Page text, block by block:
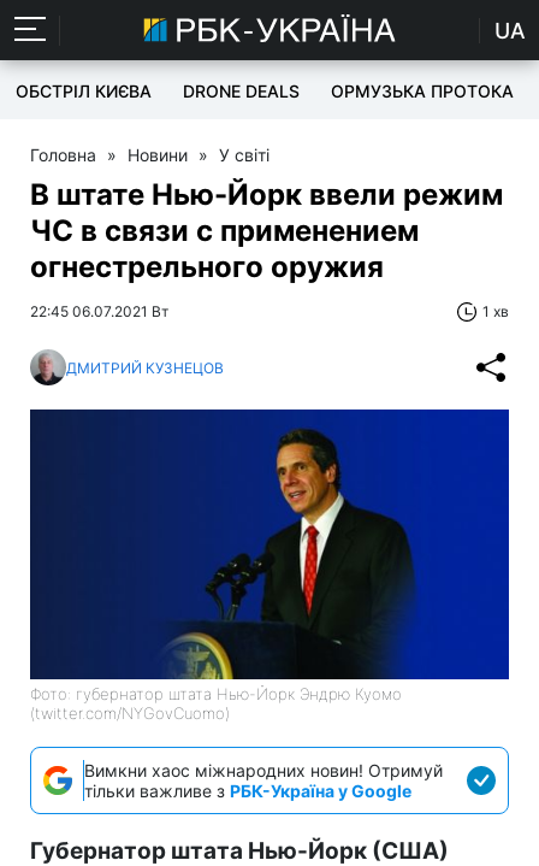
UA
ОБСТРІЛ КИЄВА DRONE DEALS ОРМУЗЬКА ПРОТОКА
Головна » Новини » У світі
В штате Нью-Йорк ввели режим
ЧС в связи с применением
огнестрельного оружия
22:45 06.07.2021 Вт 1 хв
ДМИТРИЙ КУЗНЕЦОВ
Фото: губернатор штата Нью-Йорк Эндрю Куомо
(twitter.com/NYGovCuomo)
Вимкни хаос міжнародних новин! Отримуй
тільки важливе з РБК-Україна у Google
Губернатор штата Нью-Йорк (США)